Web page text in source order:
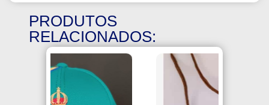
PRODUTOS
RELACIONADOS: